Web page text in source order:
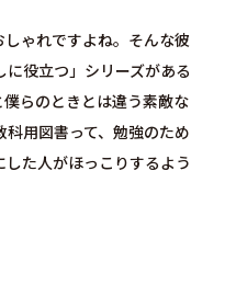
ゃれですよね。そんな彼
役立つ」シリーズがある
らのときとは違う素敵な
用図書って、勉強のため
た人がほっこりするよう